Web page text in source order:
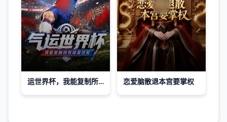
运世界杯，我能复制所有球星技能 恋爱脑散退本宫要掌权